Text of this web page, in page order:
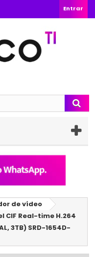
Entrar
de vídeo
CIF Real-time H.264
3TB) SRD-1654D-